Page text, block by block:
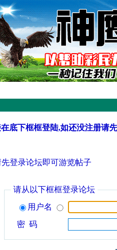
底下框框登陆,如还没注册请
登录论坛即可游览帖子
请从以下框框登录论坛
用户名
密 码